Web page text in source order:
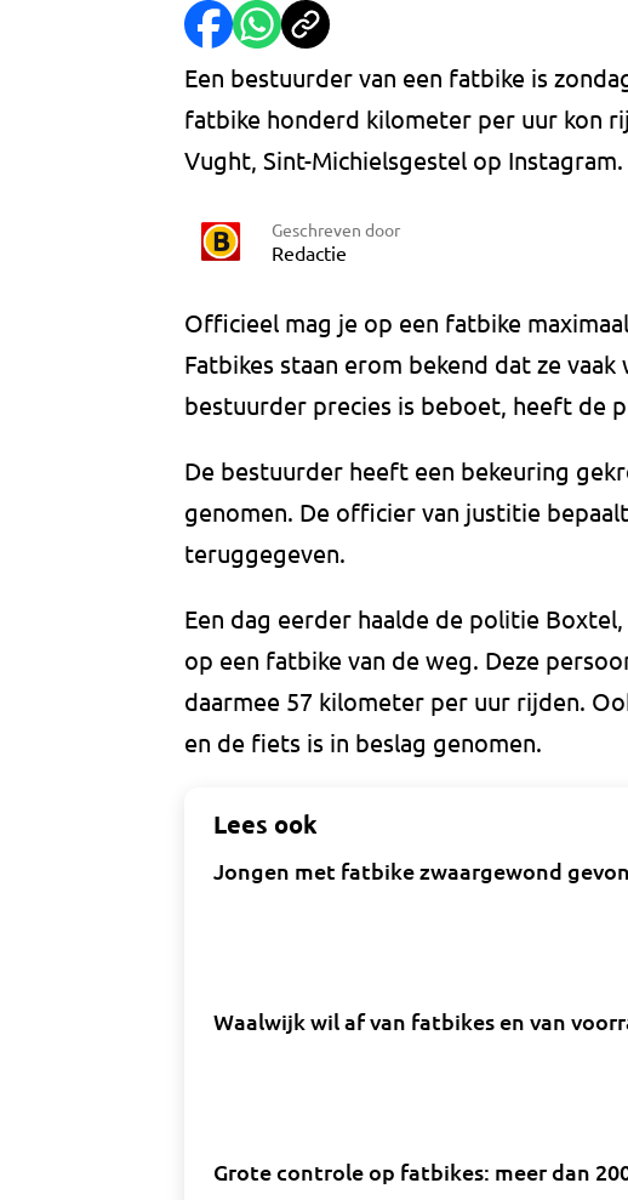
Een bestuurder van een fatbike is
fatbike honderd kilometer per uur kon
Vught, Sint-Michielsgestel op Instagram.
Geschreven door
Redactie
Officieel mag je op een fatbike
Fatbikes staan erom bekend dat ze
bestuurder precies is beboet, heeft de
De bestuurder heeft een bekeuring
genomen. De officier van justitie
teruggegeven.
Een dag eerder haalde de politie
op een fatbike van de weg. Deze
daarmee 57 kilometer per uur rijden.
en de fiets is in beslag genomen.
Lees ook
Jongen met fatbike zwaargewond
Waalwijk wil af van fatbikes en van
Grote controle op fatbikes: meer dan